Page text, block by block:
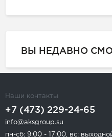
ВЫ НЕДАВНО
Наши контакты
+7 (473) 229-24-65
info@aksgroup.su
пн-сб: 9:00 - 17:00, вс: